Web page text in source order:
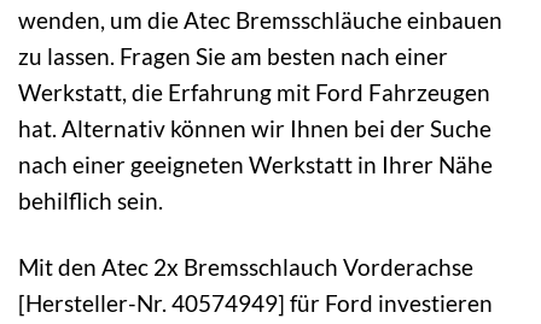
wenden, um die Atec Bremsschläuche einbauen
zu lassen. Fragen Sie am besten nach einer
Werkstatt, die Erfahrung mit Ford Fahrzeugen
hat. Alternativ können wir Ihnen bei der Suche
nach einer geeigneten Werkstatt in Ihrer Nähe
behilflich sein.
Mit den Atec 2x Bremsschlauch Vorderachse
[Hersteller-Nr. 40574949] für Ford investieren